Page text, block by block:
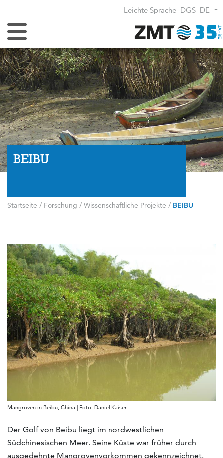
Leichte Sprache DGS DE
Navigation umschalten
BEIBU
Startseite / Forschung / Wissenschaftliche Projekte / BEIBU
Mangroven in Beibu, China | Foto: Daniel Kaiser
Der Golf von Beibu liegt im nordwestlichen
Südchinesischen Meer. Seine Küste war früher durch
ausgedehnte Mangrovenvorkommen gekennzeichnet.